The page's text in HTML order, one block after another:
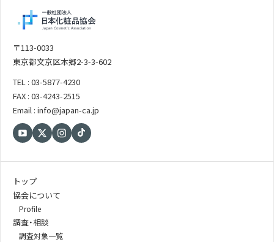
〒113-0033
東京都文京区本郷2-3-3-602
TEL : 03-5877-4230
FAX : 03-4243-2515
Email : info@japan-ca.jp
トップ
協会について
Profile
調査・相談
調査対象一覧